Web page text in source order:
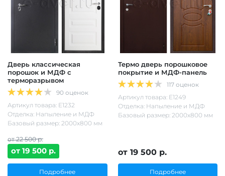
Дверь классическая
порошок и МДФ с
терморазрывом
90 оценок
Артикул товара: Е1232
Отделка: Напыление и МДФ
Базовый размер: 2000х800 мм
от 22 500 р.
от 19 500 р.
Подробнее
Термо дверь порошковое
покрытие и МДФ-панель
117 оценок
Артикул товара: Е1249
Отделка: Напыление и МДФ
Базовый размер: 2000х800 мм
от 19 500 р.
Подробнее